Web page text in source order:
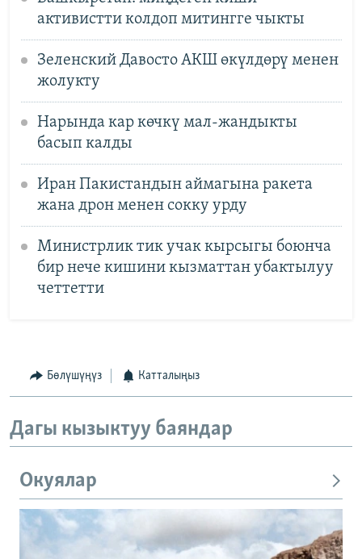
активистти колдоп митингге чыкты
Зеленский Давосто АКШ өкүлдөрү менен
жолукту
Нарында кар көчкү мал-жандыкты
басып калды
Иран Пакистандын аймагына ракета
жана дрон менен сокку урду
Министрлик тик учак кырсыгы боюнча
бир нече кишини кызматтан убактылуу
четтетти
Бөлүшүңүз Катталыңыз
Дагы кызыктуу баяндар
Окуялар